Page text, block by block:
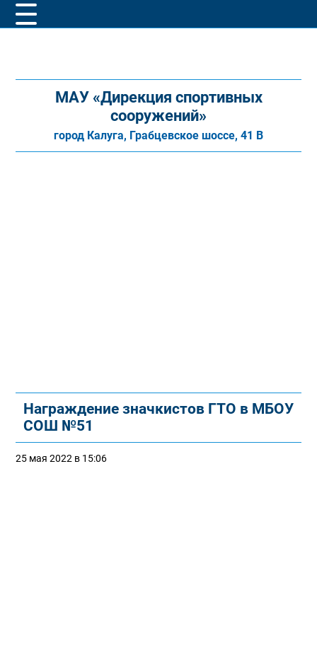
МАУ «Дирекция спортивных
сооружений»
город Калуга, Грабцевское шоссе, 41 В
Награждение значкистов ГТО в МБОУ
СОШ №51
25 мая 2022 в 15:06